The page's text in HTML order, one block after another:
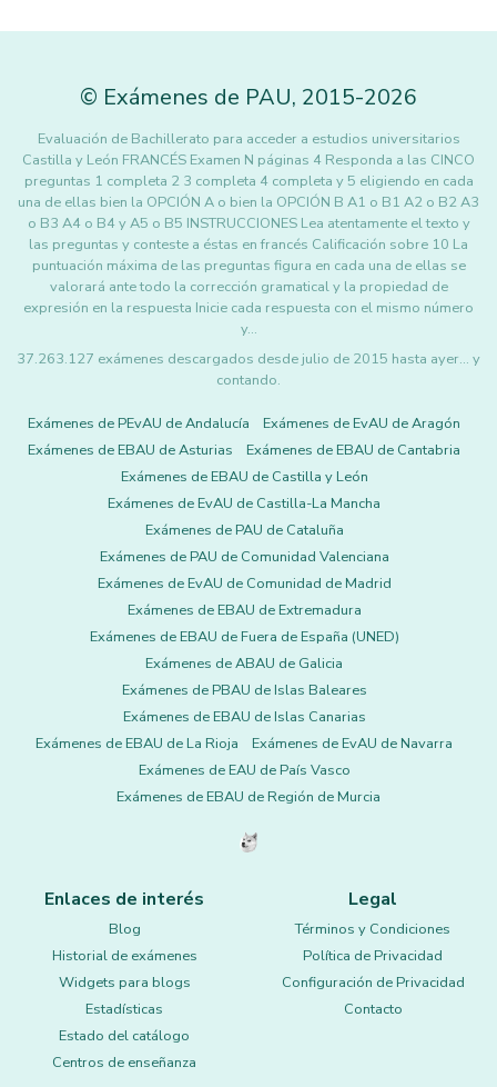
© Exámenes de PAU, 2015-2026
Evaluación de Bachillerato para acceder a estudios universitarios
Castilla y León FRANCÉS Examen N páginas 4 Responda a las CINCO
preguntas 1 completa 2 3 completa 4 completa y 5 eligiendo en cada
una de ellas bien la OPCIÓN A o bien la OPCIÓN B A1 o B1 A2 o B2 A3
o B3 A4 o B4 y A5 o B5 INSTRUCCIONES Lea atentamente el texto y
las preguntas y conteste a éstas en francés Calificación sobre 10 La
puntuación máxima de las preguntas figura en cada una de ellas se
valorará ante todo la corrección gramatical y la propiedad de
expresión en la respuesta Inicie cada respuesta con el mismo número
y…
37.263.127 exámenes descargados desde julio de 2015 hasta ayer... y
contando.
Exámenes de PEvAU de Andalucía
Exámenes de EvAU de Aragón
Exámenes de EBAU de Asturias
Exámenes de EBAU de Cantabria
Exámenes de EBAU de Castilla y León
Exámenes de EvAU de Castilla-La Mancha
Exámenes de PAU de Cataluña
Exámenes de PAU de Comunidad Valenciana
Exámenes de EvAU de Comunidad de Madrid
Exámenes de EBAU de Extremadura
Exámenes de EBAU de Fuera de España (UNED)
Exámenes de ABAU de Galicia
Exámenes de PBAU de Islas Baleares
Exámenes de EBAU de Islas Canarias
Exámenes de EBAU de La Rioja
Exámenes de EvAU de Navarra
Exámenes de EAU de País Vasco
Exámenes de EBAU de Región de Murcia
Enlaces de interés
Blog
Historial de exámenes
Widgets para blogs
Estadísticas
Estado del catálogo
Centros de enseñanza
Legal
Términos y Condiciones
Política de Privacidad
Configuración de Privacidad
Contacto